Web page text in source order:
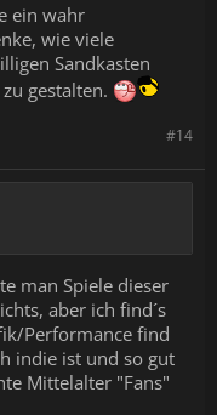
ein wahr
wie viele
Sandkasten
gestalten.
#14
man Spiele dieser
aber ich find´s
Performance find
indie ist und so gut
Mittelalter "Fans"